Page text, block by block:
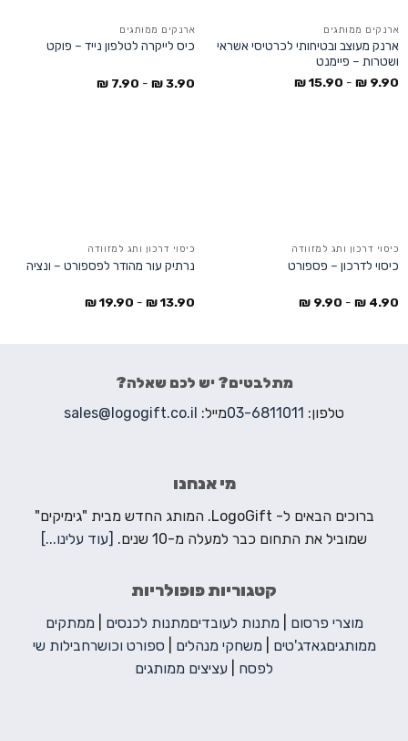
ארנקים ממותגים
ארנק מעוצב ובטיחותי לכרטיסי אשראי
ושטרות – פיימנט
9.90
₪
-
15.90
₪
ארנקים ממותגים
כיס לייקרה לטלפון נייד – פוקט
3.90
₪
-
7.90
₪
כיסוי דרכון ותג למזוודה
כיסוי לדרכון – פספורט
4.90
₪
-
9.90
₪
כיסוי דרכון ותג למזוודה
נרתיק עור מהודר לפספורט – ונציה
13.90
₪
-
19.90
₪
מתלבטים? יש לכם שאלה?
טלפון: 03-6811011מייל: sales@logogift.co.il
מי אנחנו
ברוכים הבאים ל- LogoGift. המותג החדש מבית "גימיקים"
שמוביל את התחום כבר למעלה מ-10 שנים.
[עוד עלינו...]
קטגוריות פופולריות
מוצרי פרסום מתנות לעובדיםמתנות לכנסים
ממתקים
ממותגיםגאדג'טים משחקי מנהלים ספורט וכושרחבילות שי
לפסח
עציצים ממותגים